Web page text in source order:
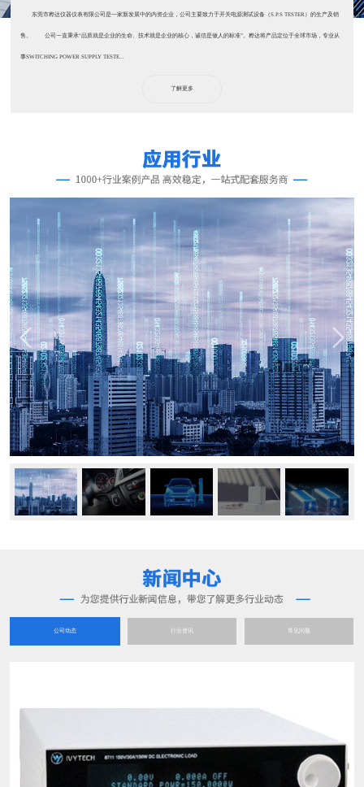
东莞市桦达仪器仪表有限公司是一家新发展中的内资企业，公司主要致力于开关电源测试设备（S.P.S TESTER）的生产及销
售。 公司一直秉承“品质就是企业的生命、技术就是企业的核心，诚信是做人的标准”。桦达将产品定位于全球市场，专业从
事SWITCHING POWER SUPPLY TESTE...
了解更多
公司动态 行业资讯 常见问题